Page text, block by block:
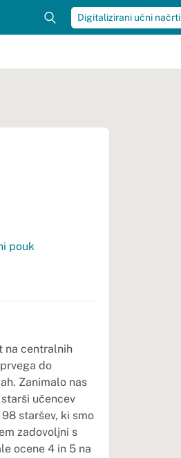
Digitalizirani učni načrti
pouk
na centralnih
do
Zanimalo nas
učencev
staršev, ki smo
zadovoljni s
ocene 4 in 5 na